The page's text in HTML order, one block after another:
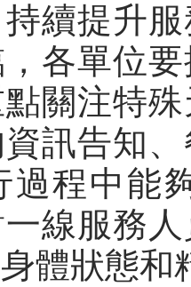
續提升
各單位
關注特
訊告知
過程中能
線服務
體狀態